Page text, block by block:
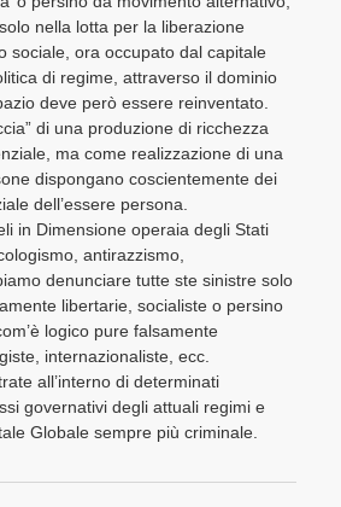
nella lotta per la liberazione
sociale, ora occupato dal capitale
di regime, attraverso il dominio
deve però essere reinventato.
di una produzione di ricchezza
ma come realizzazione di una
dispongano coscientemente dei
dell’essere persona.
in Dimensione operaia degli Stati
antirazzismo,
denunciare tutte ste sinistre solo
libertarie, socialiste o persino
logico pure falsamente
internazionaliste, ecc.
all’interno di determinati
governativi degli attuali regimi e
Globale sempre più criminale.